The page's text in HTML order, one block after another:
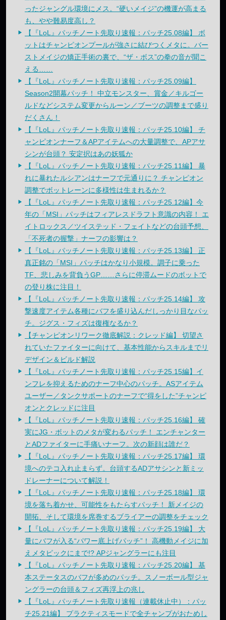
ったジャングル環境にメス。“硬いメイジ”の機運が高まる
も、やや難易度高し？
【『LoL』パッチノート先取り速報：パッチ25.08編】 ボ
ットはチャンピオンプールが強さに結びつくメタに。バー
ストメイジの矯正手術の裏で、“ザ・ボス”の拳の音が聞こ
える……
【『LoL』パッチノート先取り速報：パッチ25.09編】
Season2開幕パッチ！ 中立モンスター、賞金／キルゴー
ルドなどシステム変更からルーン／ブーツの調整まで盛り
だくさん！
【『LoL』パッチノート先取り速報：パッチ25.10編】 チ
ャンピオンナーフ＆APアイテムへの大量調整で、APアサ
シンが台頭？ 安定択はあの妖狐か
【『LoL』パッチノート先取り速報：パッチ25.11編】 暴
れに暴れたルシアンはナーフで元通りに？ チャンピオン
調整でボットレーンに多様性は生まれるか？
【『LoL』パッチノート先取り速報：パッチ25.12編】今
年の「MSI」パッチはフィアレスドラフト意識の内容！ エ
イトロックス／ツイステッド・フェイトなどの台頭予想、
「不死者の握撃」ナーフの影響は？
【『LoL』パッチノート先取り速報：パッチ25.13編】 正
真正銘の「MSI」パッチはかなり小規模。調子に乗った
TF、悲しみを背負うGP……さらに停滞ムードのボットで
の登り株に注目！
【『LoL』パッチノート先取り速報：パッチ25.14編】 攻
撃速度アイテム各種にバフを盛り込んだしっかり目なパッ
チ。ジグス・フィズは復権なるか？
【チャンピオンリワーク徹底解説：クレッド編】 切望さ
れていたファイターに向けて、基本性能からスキルまでリ
デザイン＆ビルド解説
【『LoL』パッチノート先取り速報：パッチ25.15編】イ
ンフレを抑えるためのナーフ中心のパッチ。ASアイテム
ユーザー／タンクサポートのナーフで“得をした”チャンピ
オンとクレッドに注目
【『LoL』パッチノート先取り速報：パッチ25.16編】 確
実にJG・ボットのメタが変わるパッチ！ エンチャンター
とADファイターに手痛いナーフ。次の新顔は誰だ？
【『LoL』パッチノート先取り速報：パッチ25.17編】 環
境へのテコ入れ止まらず。台頭するADアサシンと新ミッ
ドレーナーについて解説！
【『LoL』パッチノート先取り速報：パッチ25.18編】 環
境を落ち着かせ、可能性をもたらすパッチ！ 新メイジの
開拓、そして環境を席巻するブライアーの調整をチェック
【『LoL』パッチノート先取り速報：パッチ25.19編】 大
量にバフが入る“パワー底上げパッチ”！ 高機動メイジに加
えメタピックにまで!? APジャングラーにも注目
【『LoL』パッチノート先取り速報：パッチ25.20編】 基
本ステータスのバフが多めのパッチ。スノーボール型ジャ
ングラーの台頭＆フィズ再浮上の兆し
【『LoL』パッチノート先取り速報（連載休止中）：パッ
チ25.21編】 プラクティスモードで全チャンプがおためし